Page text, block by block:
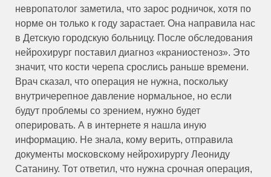
невропатолог заметила, что зарос родничок, хотя по
норме он только к году зарастает. Она направила нас
в Детскую городскую больницу. После обследования
нейрохирург поставил диагноз «краниостеноз». Это
значит, что кости черепа срослись раньше времени.
Врач сказал, что операция не нужна, поскольку
внутричерепное давление нормальное, но если
будут проблемы со зрением, нужно будет
оперировать. А в интернете я нашла иную
информацию. Не знала, кому верить, отправила
документы московскому нейрохирургу Леониду
Сатанину. Тот ответил, что нужна срочная операция,